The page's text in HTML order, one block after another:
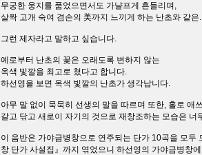
무궁한 웅지를 품었으면서도 가냘프게 흔들리며,
살짝 고개 숙여 겸손의 美까지 느끼게 하는 난초와 같은
그런 제자라고 말하고 싶습니다.
예로부터 난초의 꽃은 오래도록 변하지 않는
옥색 빛깔을 최고로 쳤다고 합니다.
하선영을 보면 옥색 빛깔의 난초가 생각납니다.
아무 말 없이 묵묵히 선생의 말을 따르며 또한, 홀로 애
갈고 닦고 새로이 자기의 것으로 재창조하는 모습은 너
이 음반은 가야금병창으로 연주되는 단가 10곡을 모두
창 단가 사설집』까지 엮었으니 하선영의 가야금병창